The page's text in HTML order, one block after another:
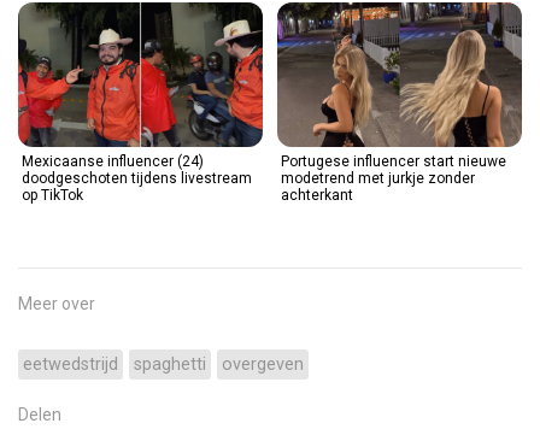
Mexicaanse influencer (24)
doodgeschoten tijdens livestream
op TikTok
Portugese influencer start nieuwe
modetrend met jurkje zonder
achterkant
Meer over
eetwedstrijd spaghetti overgeven
Delen